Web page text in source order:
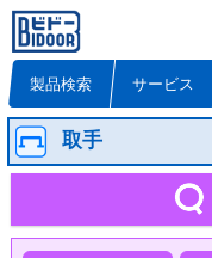
製品検索 サービス
取手